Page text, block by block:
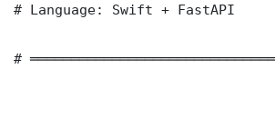
# Language: Swift + FastAPI
#